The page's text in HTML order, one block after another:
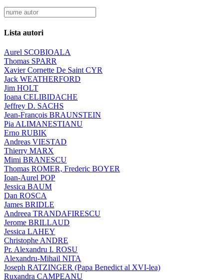
Lista autori
Aurel SCOBIOALA
Thomas SPARR
Xavier Cornette De Saint CYR
Jack WEATHERFORD
Jim HOLT
Ioana CELIBIDACHE
Jeffrey D. SACHS
Jean-François BRAUNSTEIN
Pia ALIMANESTIANU
Erno RUBIK
Andreas VIESTAD
Thierry MARX
Mimi BRANESCU
Thomas ROMER, Frederic BOYER
Ioan-Aurel POP
Jessica BAUM
Dan ROSCA
James BRIDLE
Andreea TRANDAFIRESCU
Jerome BRILLAUD
Jessica LAHEY
Christophe ANDRE
Pr. Alexandru I. ROSU
Alexandru-Mihail NITA
Joseph RATZINGER (Papa Benedict al XVI-lea)
Ruxandra CAMPEANU